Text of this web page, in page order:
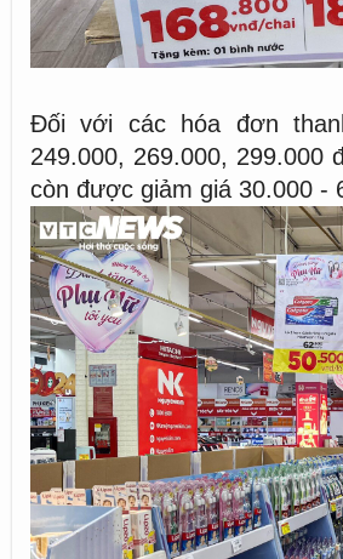
Đối với các hóa đơn
249.000, 269.000, 299.000
còn được giảm giá 30.000 -